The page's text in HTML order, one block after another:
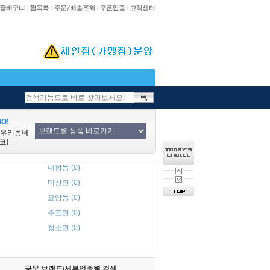
리동네
!
내항동 (0)
미산면 (0)
요암동 (0)
주포면 (0)
청소면 (0)